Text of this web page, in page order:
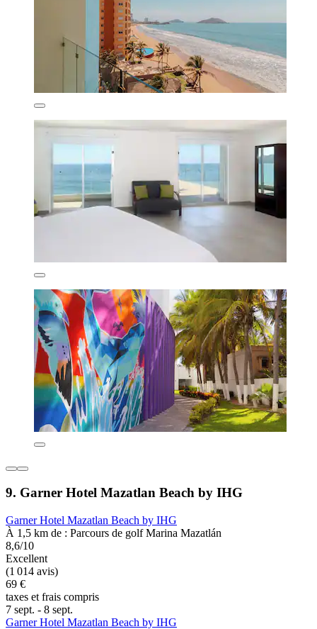
9. Garner Hotel Mazatlan Beach by IHG
Garner Hotel Mazatlan Beach by IHG
À 1,5 km de : Parcours de golf Marina Mazatlán
8,6/10
Excellent
(1 014 avis)
69 €
taxes et frais compris
7 sept. - 8 sept.
Garner Hotel Mazatlan Beach by IHG